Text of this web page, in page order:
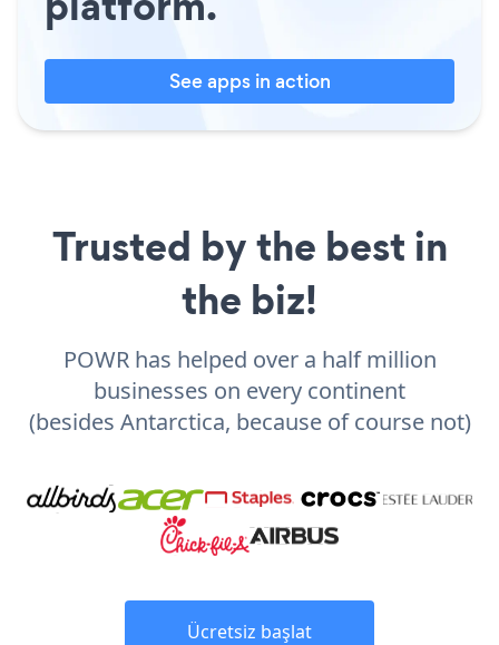
See apps in action
Trusted by the best in
the biz!
POWR has helped over a half million
businesses on every continent
(besides Antarctica, because of course not)
Ücretsiz başlat